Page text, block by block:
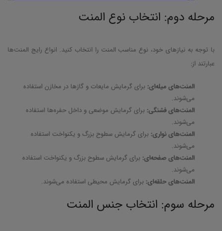
مرحله دوم: انتخاب نوع المنت
با توجه به نیازهای خود، نوع مناسب المنت را انتخاب کنید. انواع رایج المنت‌ها
عبارتند از:
المنت‌های میله‌ای: برای گرمایش مایعات و گازها در مخازن استفاده
می‌شوند.
المنت‌های فشنگی: برای گرمایش موضعی و داخل حفره‌ها استفاده
می‌شوند.
المنت‌های نواری: برای گرمایش سطوح بزرگ و یکنواخت استفاده
می‌شوند.
المنت‌های صفحه‌ای: برای گرمایش سطوح بزرگ و یکنواخت استفاده
می‌شوند.
المنت‌های حلقه‌ای: برای گرمایش محیطی استفاده می‌شوند.
مرحله سوم: انتخاب جنس المنت